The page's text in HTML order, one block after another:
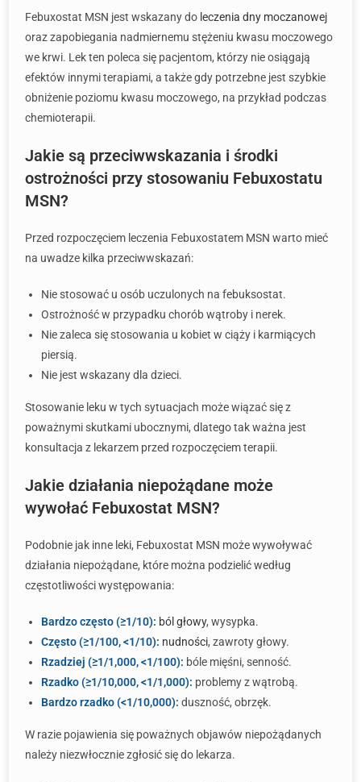
Febuxostat MSN jest wskazany do leczenia dny moczanowej
oraz zapobiegania nadmiernemu stężeniu kwasu moczowego
we krwi. Lek ten poleca się pacjentom, którzy nie osiągają
efektów innymi terapiami, a także gdy potrzebne jest szybkie
obniżenie poziomu kwasu moczowego, na przykład podczas
chemioterapii.
Jakie są przeciwwskazania i środki
ostrożności przy stosowaniu Febuxostatu
MSN?
Przed rozpoczęciem leczenia Febuxostatem MSN warto mieć
na uwadze kilka przeciwwskazań:
Nie stosować u osób uczulonych na febuksostat.
Ostrożność w przypadku chorób wątroby i nerek.
Nie zaleca się stosowania u kobiet w ciąży i karmiących
piersią.
Nie jest wskazany dla dzieci.
Stosowanie leku w tych sytuacjach może wiązać się z
poważnymi skutkami ubocznymi, dlatego tak ważna jest
konsultacja z lekarzem przed rozpoczęciem terapii.
Jakie działania niepożądane może
wywołać Febuxostat MSN?
Podobnie jak inne leki, Febuxostat MSN może wywoływać
działania niepożądane, które można podzielić według
częstotliwości występowania:
Bardzo często (≥1/10): ból głowy, wysypka.
Często (≥1/100, <1/10): nudności, zawroty głowy.
Rzadziej (≥1/1,000, <1/100): bóle mięśni, senność.
Rzadko (≥1/10,000, <1/1,000): problemy z wątrobą.
Bardzo rzadko (<1/10,000): duszność, obrzęk.
W razie pojawienia się poważnych objawów niepożądanych
należy niezwłocznie zgłosić się do lekarza.